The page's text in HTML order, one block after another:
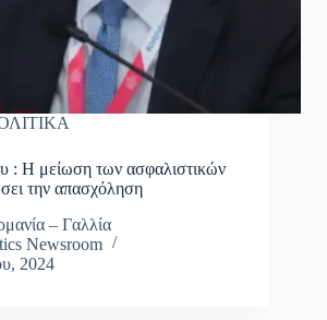
: Η μείωση των ασφαλιστικών
την απασχόληση
– Γαλλία
Newsroom
2024